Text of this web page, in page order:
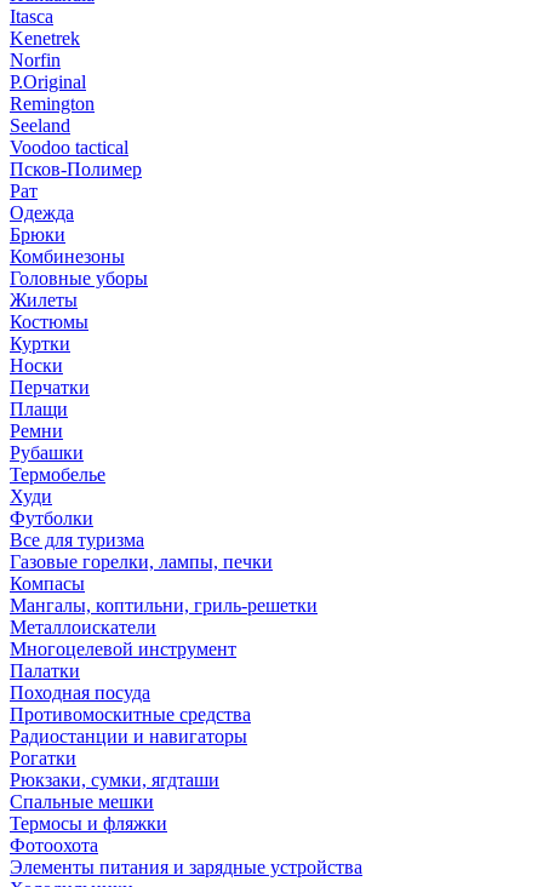
Itasca
Kenetrek
Norfin
P.Original
Remington
Seeland
Voodoo tactical
Псков-Полимер
Рат
Одежда
Брюки
Комбинезоны
Головные уборы
Жилеты
Костюмы
Куртки
Носки
Перчатки
Плащи
Ремни
Рубашки
Термобелье
Худи
Футболки
Все для туризма
Газовые горелки, лампы, печки
Компасы
Мангалы, коптильни, гриль-решетки
Металлоискатели
Многоцелевой инструмент
Палатки
Походная посуда
Противомоскитные средства
Радиостанции и навигаторы
Рогатки
Рюкзаки, сумки, ягдташи
Спальные мешки
Термосы и фляжки
Фотоохота
Элементы питания и зарядные устройства